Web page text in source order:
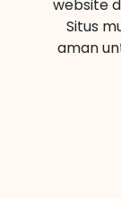
website
Situs
aman